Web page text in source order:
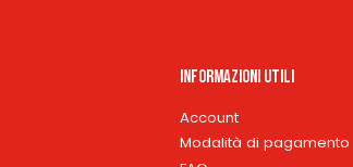
Informazioni Utili
Account
Modalità di pagamento